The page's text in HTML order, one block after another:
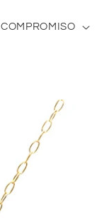
COMPROMISO